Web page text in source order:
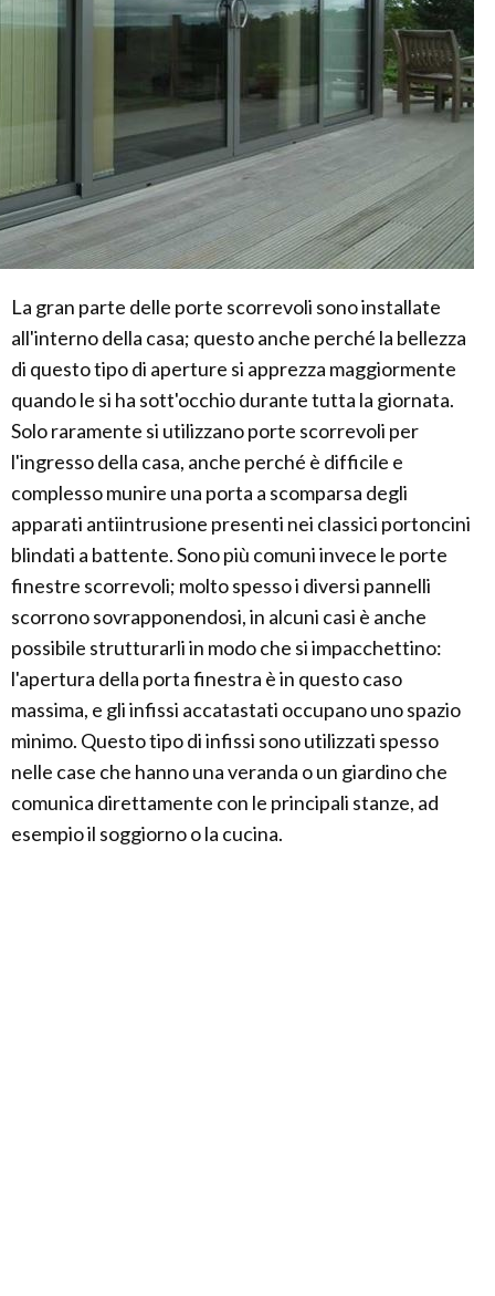
La gran parte delle porte scorrevoli sono installate
all'interno della casa; questo anche perché la bellezza
di questo tipo di aperture si apprezza maggiormente
quando le si ha sott'occhio durante tutta la giornata.
Solo raramente si utilizzano porte scorrevoli per
l'ingresso della casa, anche perché è difficile e
complesso munire una porta a scomparsa degli
apparati antiintrusione presenti nei classici portoncini
blindati a battente. Sono più comuni invece le porte
finestre scorrevoli; molto spesso i diversi pannelli
scorrono sovrapponendosi, in alcuni casi è anche
possibile strutturarli in modo che si impacchettino:
l'apertura della porta finestra è in questo caso
massima, e gli infissi accatastati occupano uno spazio
minimo. Questo tipo di infissi sono utilizzati spesso
nelle case che hanno una veranda o un giardino che
comunica direttamente con le principali stanze, ad
esempio il soggiorno o la cucina.